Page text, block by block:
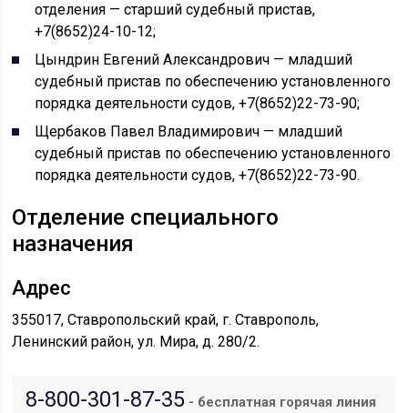
отделения — старший судебный пристав,
+7(8652)24-10-12;
Цындрин Евгений Александрович — младший
судебный пристав по обеспечению установленного
порядка деятельности судов, +7(8652)22-73-90;
Щербаков Павел Владимирович — младший
судебный пристав по обеспечению установленного
порядка деятельности судов, +7(8652)22-73-90.
Отделение специального
назначения
Адрес
355017, Ставропольский край, г. Ставрополь,
Ленинский район, ул. Мира, д. 280/2.
8-800-301-87-35 - бесплатная горячая линия